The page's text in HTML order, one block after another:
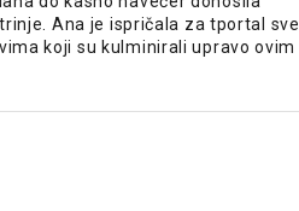
Ana je ispričala za tportal sve
koji su kulminirali upravo ovim